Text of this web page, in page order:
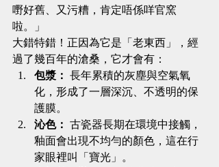
嘢好舊、又污糟，肯定唔係咩官窯
啦。」
大錯特錯！正因為它是「老東西」，經
過了幾百年的滄桑，它才會有：
包漿： 長年累積的灰塵與空氣氧
化，形成了一層深沉、不透明的保
護膜。
沁色： 古瓷器長期在環境中接觸，
釉面會出現不均勻的顏色，這在行
家眼裡叫「寶光」。